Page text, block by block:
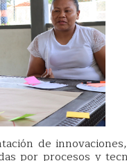
de
por procesos y